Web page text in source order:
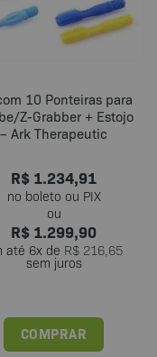
10 Ponteiras para
Z-Grabber + Estojo
– Ark Therapeutic
R$ 1.234,91
R$ 1.299,90
até 6x de R$ 216,65
sem juros
COMPRAR